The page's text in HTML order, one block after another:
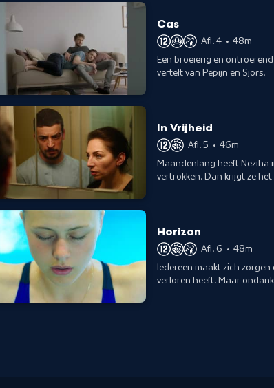
Cas
Afl. 4 • 48m
Een broeierig en
vertelt van Pepijn en Sjors.
In Vrijheid
Afl. 5 • 46m
Maandenlang heeft Neziha
vertrokken. Dan krijgt ze
Horizon
Afl. 6 • 48m
Iedereen maakt zich
verloren heeft. Maar